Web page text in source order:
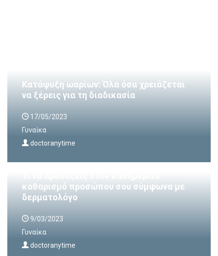
Κατάψυξη ωαρίων: Όλα όσα χρειάζεται
να ξέρεις για τη διαδικασία
17/05/2023
Γυναίκα
doctoranytime
καθαρισμό προσώπου σου σύμφωνα με
δερματολόγο
9/03/2023
Γυναίκα
doctoranytime